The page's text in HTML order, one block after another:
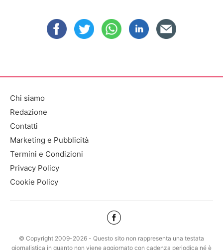
Chi siamo
Redazione
Contatti
Marketing e Pubblicità
Termini e Condizioni
Privacy Policy
Cookie Policy
© Copyright 2009-2026 - Questo sito non rappresenta una testata
giornalistica in quanto non viene aggiornato con cadenza periodica né è